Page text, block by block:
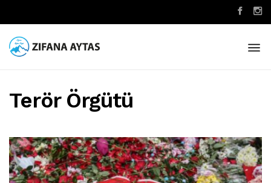
Terör Örgütü